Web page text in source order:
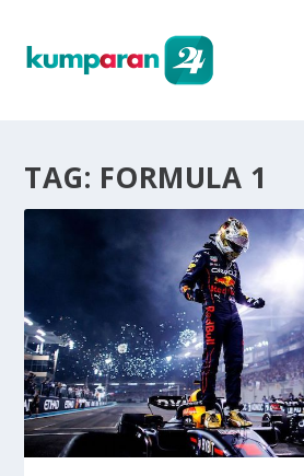
TAG: FORMULA 1